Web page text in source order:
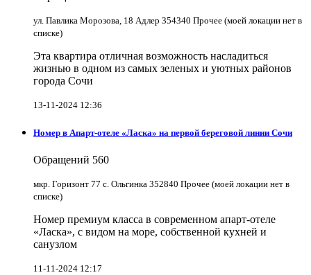
ул. Павлика Морозова, 18 Адлер 354340 Прочее (моей локации нет в
списке)
Эта квартира отличная возможность насладиться
жизнью в одном из самых зеленых и уютных районов
города Сочи
13-11-2024 12:36
Номер в Апарт-отеле «Ласка» на первой береговой линии Сочи
Обращений 560
мкр. Горизонт 77 с. Ольгинка 352840 Прочее (моей локации нет в
списке)
Номер премиум класса в современном апарт-отеле
«Ласка», с видом на море, собственной кухней и
санузлом
11-11-2024 12:17